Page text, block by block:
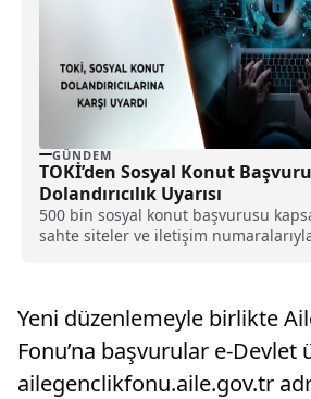
GÜNDEM
TOKİ’den Sosyal Konut
Dolandırıcılık Uyarısı
500 bin sosyal konut başvurusu
sahte siteler ve iletişim
Yeni düzenlemeyle birlikte
Fonu’na başvurular e-Devlet
ailegenclikfonu.aile.gov.tr